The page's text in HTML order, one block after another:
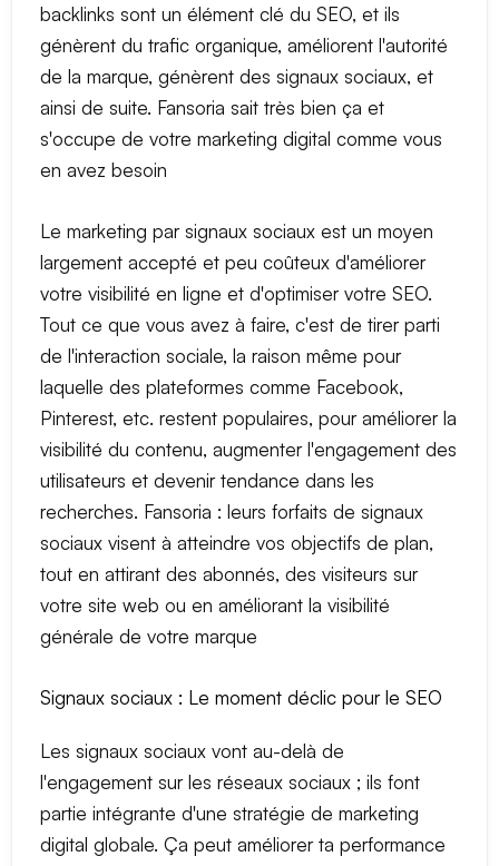
backlinks sont un élément clé du SEO, et ils
génèrent du trafic organique, améliorent l'autorité
de la marque, génèrent des signaux sociaux, et
ainsi de suite. Fansoria sait très bien ça et
s'occupe de votre marketing digital comme vous
en avez besoin
Le marketing par signaux sociaux est un moyen
largement accepté et peu coûteux d'améliorer
votre visibilité en ligne et d'optimiser votre SEO.
Tout ce que vous avez à faire, c'est de tirer parti
de l'interaction sociale, la raison même pour
laquelle des plateformes comme Facebook,
Pinterest, etc. restent populaires, pour améliorer la
visibilité du contenu, augmenter l'engagement des
utilisateurs et devenir tendance dans les
recherches. Fansoria : leurs forfaits de signaux
sociaux visent à atteindre vos objectifs de plan,
tout en attirant des abonnés, des visiteurs sur
votre site web ou en améliorant la visibilité
générale de votre marque
Signaux sociaux : Le moment déclic pour le SEO
Les signaux sociaux vont au-delà de
l'engagement sur les réseaux sociaux ; ils font
partie intégrante d'une stratégie de marketing
digital globale. Ça peut améliorer ta performance